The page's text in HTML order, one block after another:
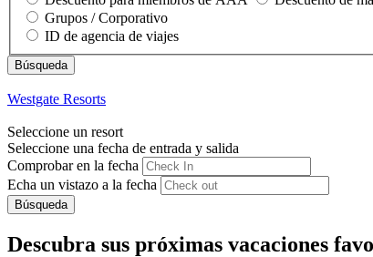
Grupos / Corporativo
ID de agencia de viajes
Westgate Resorts
Seleccione un resort
Seleccione una fecha de entrada y salida
Comprobar en la fecha
Echa un vistazo a la fecha
Búsqueda
Descubra sus próximas vacaciones